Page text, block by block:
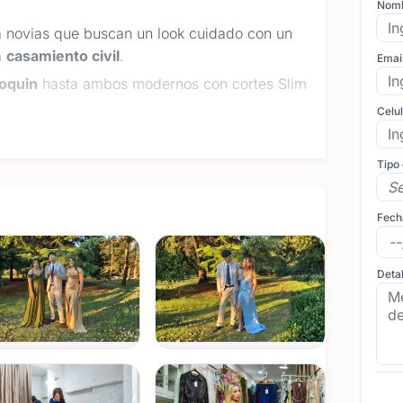
que buscan un look cuidado con un
casamiento civil.
hasta ambos modernos con cortes Slim
de fiesta para las más chicas, manteniendo la
listo para usar, con
calzado y accesorios
norte de Montevideo. Ofrecemos asesoramiento
Tipo